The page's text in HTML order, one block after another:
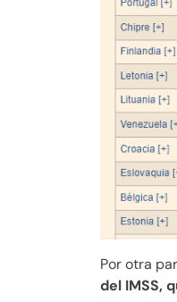
Por otra
del IMSS,